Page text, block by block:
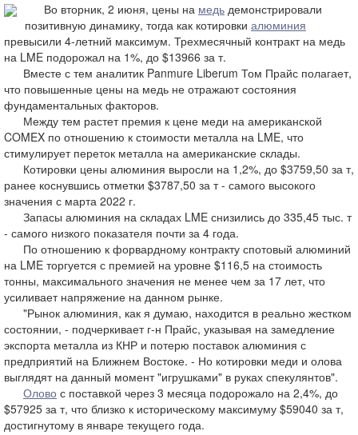
Во вторник, 2 июня, цены на медь демонстрировали
позитивную динамику, тогда как котировки алюминия
превысили 4-летний максимум. Трехмесячный контракт на медь
на LME подорожал на 1%, до $13966 за т.
Вместе с тем аналитик Panmure Liberum Том Прайс полагает,
что повышенные цены на медь не отражают состояния
фундаментальных факторов.
Между тем растет премия к цене меди на американской
COMEX по отношению к стоимости металла на LME, что
стимулирует переток металла на американские склады.
Котировки цены алюминия выросли на 1,2%, до $3759,50 за т,
ранее коснувшись отметки $3787,50 за т - самого высокого
значения с марта 2022 г.
Запасы алюминия на складах LME снизились до 335,45 тыс. т
- самого низкого показателя почти за 4 года.
По отношению к форвардному контракту спотовый алюминий
на LME торгуется с премией на уровне $116,5 на стоимость
тонны, максимального значения не менее чем за 17 лет, что
усиливает напряжение на данном рынке.
"Рынок алюминия, как я думаю, находится в реально жестком
состоянии, - подчеркивает г-н Прайс, указывая на замедление
экспорта металла из КНР и потерю поставок алюминия с
предприятий на Ближнем Востоке. - Но котировки меди и олова
выглядят на данный момент "игрушками" в руках спекулянтов".
Олово с поставкой через 3 месяца подорожало на 2,4%, до
$57925 за т, что близко к историческому максимуму $59040 за т,
достигнутому в январе текущего года.